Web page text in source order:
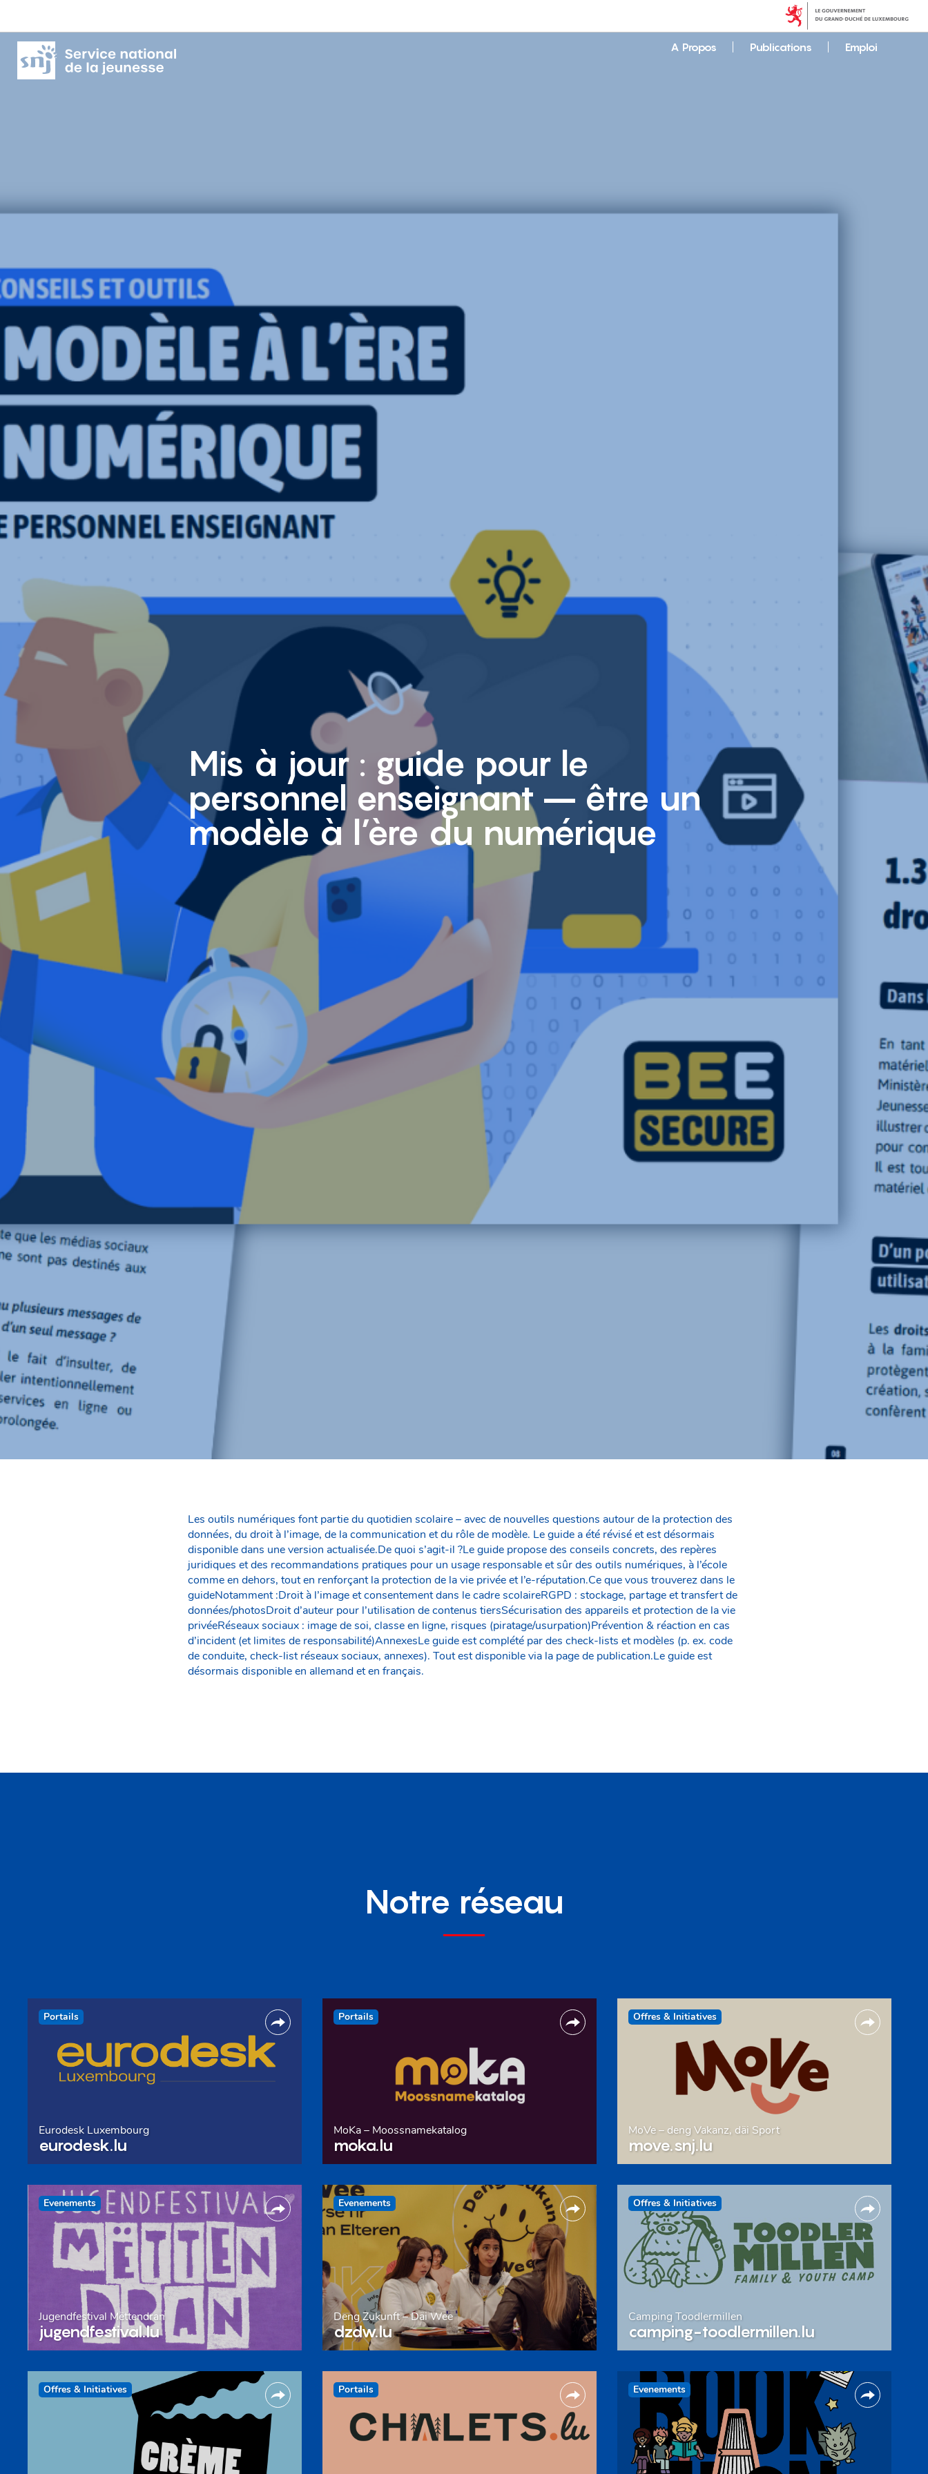
A Propos Publications Emploi
Mis à jour : guide pour le
personnel enseignant – être un
modèle à l’ère du numérique
Les outils numériques font partie du quotidien scolaire – avec de nouvelles questions autour de la protection des
données, du droit à l’image, de la communication et du rôle de modèle. Le guide a été révisé et est désormais
disponible dans une version actualisée.De quoi s’agit-il ?Le guide propose des conseils concrets, des repères
juridiques et des recommandations pratiques pour un usage responsable et sûr des outils numériques, à l’école
comme en dehors, tout en renforçant la protection de la vie privée et l’e-réputation.Ce que vous trouverez dans le
guideNotamment :Droit à l’image et consentement dans le cadre scolaireRGPD : stockage, partage et transfert de
données/photosDroit d’auteur pour l’utilisation de contenus tiersSécurisation des appareils et protection de la vie
privéeRéseaux sociaux : image de soi, classe en ligne, risques (piratage/usurpation)Prévention & réaction en cas
d’incident (et limites de responsabilité)AnnexesLe guide est complété par des check-lists et modèles (p. ex. code
de conduite, check-list réseaux sociaux, annexes). Tout est disponible via la page de publication.Le guide est
désormais disponible en allemand et en français.
Notre réseau
Portails
Eurodesk Luxembourg
eurodesk.lu
Portails
MoKa – Moossnamekatalog
moka.lu
Offres & Initiatives
MoVe – deng Vakanz, däi Sport
move.snj.lu
Evenements
Jugendfestival Mëttendran
jugendfestival.lu
Evenements
Deng Zukunft – Däi Wee
dzdw.lu
Offres & Initiatives
Camping Toodlermillen
camping-toodlermillen.lu
Offres & Initiatives Portails Evenements